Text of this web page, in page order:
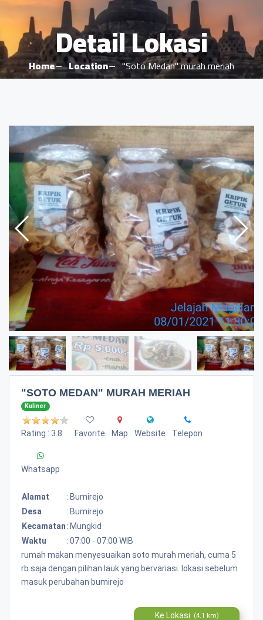
Detail Lokasi
Home Location "Soto Medan" murah meriah
"SOTO MEDAN" MURAH MERIAH
Kuliner
Rating : 3.8 Favorite Map Website Telepon
Whatsapp
Alamat : Bumirejo
Desa
: Bumirejo
Kecamatan : Mungkid
Waktu
:07:00 - 07:00 WIB
rumah makan menyesuaikan soto murah meriah, cuma 5
rb saja dengan pilihan lauk yang bervariasi. lokasi sebelum
masuk perubahan bumirejo
Ke Lokasi (4.1 km)